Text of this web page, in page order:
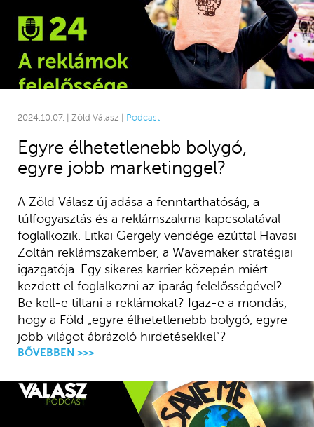
2024.10.07. | Zöld Válasz | Podcast
Egyre élhetetlenebb bolygó,
egyre jobb marketinggel?
A Zöld Válasz új adása a fenntarthatóság, a
túlfogyasztás és a reklámszakma kapcsolatával
foglalkozik. Litkai Gergely vendége ezúttal Havasi
Zoltán reklámszakember, a Wavemaker stratégiai
igazgatója. Egy sikeres karrier közepén miért
kezdett el foglalkozni az iparág felelősségével?
Be kell-e tiltani a reklámokat? Igaz-e a mondás,
hogy a Föld „egyre élhetetlenebb bolygó, egyre
jobb világot ábrázoló hirdetésekkel”?
BŐVEBBEN >>>